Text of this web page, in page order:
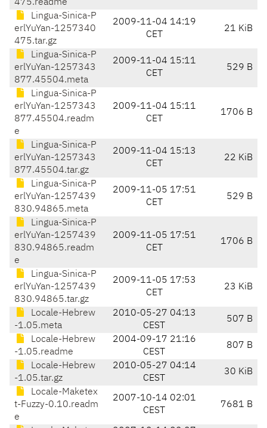
475.readme
Lingua-Sinica-P
erlYuYan-1257340
475.tar.gz
2009-11-04 14:19
CET
21 KiB
Lingua-Sinica-P
erlYuYan-1257343
877.45504.meta
2009-11-04 15:11
CET
529 B
Lingua-Sinica-P
erlYuYan-1257343
877.45504.readm
e
2009-11-04 15:11
CET
1706 B
Lingua-Sinica-P
erlYuYan-1257343
877.45504.tar.gz
2009-11-04 15:13
CET
22 KiB
Lingua-Sinica-P
erlYuYan-1257439
830.94865.meta
2009-11-05 17:51
CET
529 B
Lingua-Sinica-P
erlYuYan-1257439
830.94865.readm
e
2009-11-05 17:51
CET
1706 B
Lingua-Sinica-P
erlYuYan-1257439
830.94865.tar.gz
2009-11-05 17:53
CET
23 KiB
Locale-Hebrew
-1.05.meta
2010-05-27 04:13
CEST
507 B
Locale-Hebrew
-1.05.readme
2004-09-17 21:16
CEST
807 B
Locale-Hebrew
-1.05.tar.gz
2010-05-27 04:14
CEST
30 KiB
Locale-Maketex
t-Fuzzy-0.10.readm
e
2007-10-14 02:01
CEST
7681 B